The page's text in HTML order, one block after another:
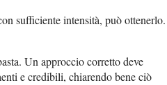
sufficiente intensità, può ottenerlo.
Un approccio corretto deve
e credibili, chiarendo bene ciò